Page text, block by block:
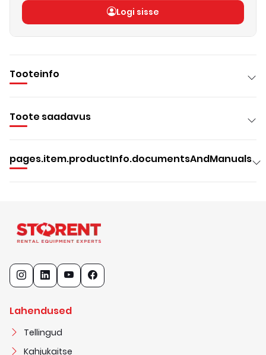
ilma KM-ta)Logi sisse
Tooteinfo
Toote saadavus
pages.item.productInfo.documentsAndManuals
Lahendused
Tellingud
Kahjukaitse